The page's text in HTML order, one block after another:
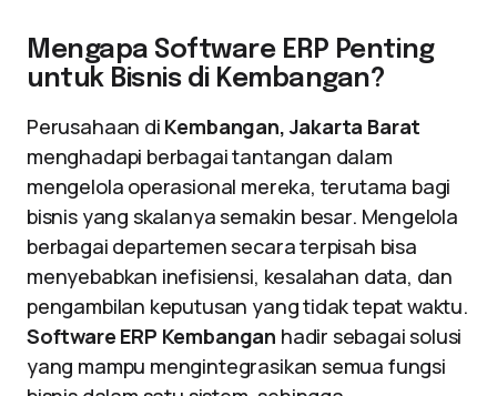
Mengapa Software ERP Penting
untuk Bisnis di Kembangan?
Perusahaan di Kembangan, Jakarta Barat
menghadapi berbagai tantangan dalam
mengelola operasional mereka, terutama bagi
bisnis yang skalanya semakin besar. Mengelola
berbagai departemen secara terpisah bisa
menyebabkan inefisiensi, kesalahan data, dan
pengambilan keputusan yang tidak tepat waktu.
Software ERP Kembangan hadir sebagai solusi
yang mampu mengintegrasikan semua fungsi